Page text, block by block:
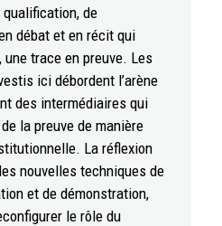
de
débat et en récit qui
trace en preuve. Les
ici débordent l’arène
des intermédiaires qui
la preuve de manière
La réflexion
nouvelles techniques de
et de démonstration,
le rôle du